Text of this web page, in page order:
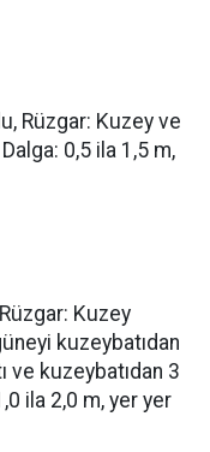
Rüzgar: Kuzey ve
0,5 ila 1,5 m,
Kuzey
kuzeybatıdan
ve kuzeybatıdan 3
ila 2,0 m, yer yer